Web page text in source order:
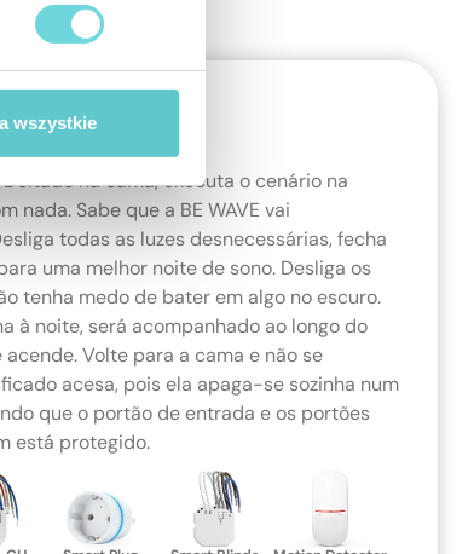
wszystkie
na cama, executa o cenário na
nada. Sabe que a BE WAVE vai
todas as luzes desnecessárias, fecha
uma melhor noite de sono. Desliga os
tenha medo de bater em algo no escuro.
à noite, será acompanhado ao longo do
Volte para a cama e não se
acesa, pois ela apaga-se sozinha num
que o portão de entrada e os portões
está protegido.